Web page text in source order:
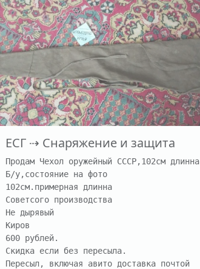
ЕСГ ⇢ Снаряжение и защита
Продам Чехол оружейный СССР,102см длинна
Б/у,состояние на фото
102см.примерная длинна
Советсого производства
Не дырявый
Киров
600 рублей.
Скидка если без пересыла.
Пересыл, включая авито доставка почтой